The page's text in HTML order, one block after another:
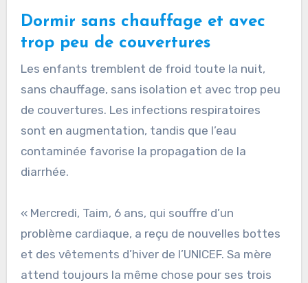
Dormir sans chauffage et avec
trop peu de couvertures
Les enfants tremblent de froid toute la nuit,
sans chauffage, sans isolation et avec trop peu
de couvertures. Les infections respiratoires
sont en augmentation, tandis que l’eau
contaminée favorise la propagation de la
diarrhée.
« Mercredi, Taim, 6 ans, qui souffre d’un
problème cardiaque, a reçu de nouvelles bottes
et des vêtements d’hiver de l’UNICEF. Sa mère
attend toujours la même chose pour ses trois